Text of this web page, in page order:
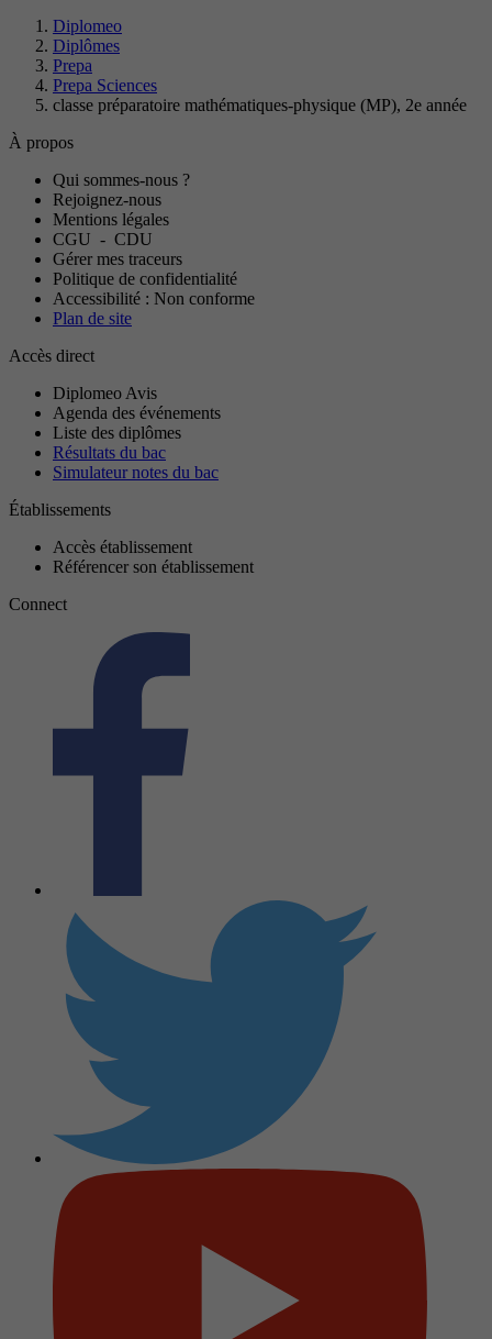
Diplomeo
Diplômes
Prepa
Prepa Sciences
classe préparatoire mathématiques-physique (MP), 2e année
À propos
Qui sommes-nous ?
Rejoignez-nous
Mentions légales
CGU - CDU
Gérer mes traceurs
Politique de confidentialité
Accessibilité : Non conforme
Plan de site
Accès direct
Diplomeo Avis
Agenda des événements
Liste des diplômes
Résultats du bac
Simulateur notes du bac
Établissements
Accès établissement
Référencer son établissement
Connect